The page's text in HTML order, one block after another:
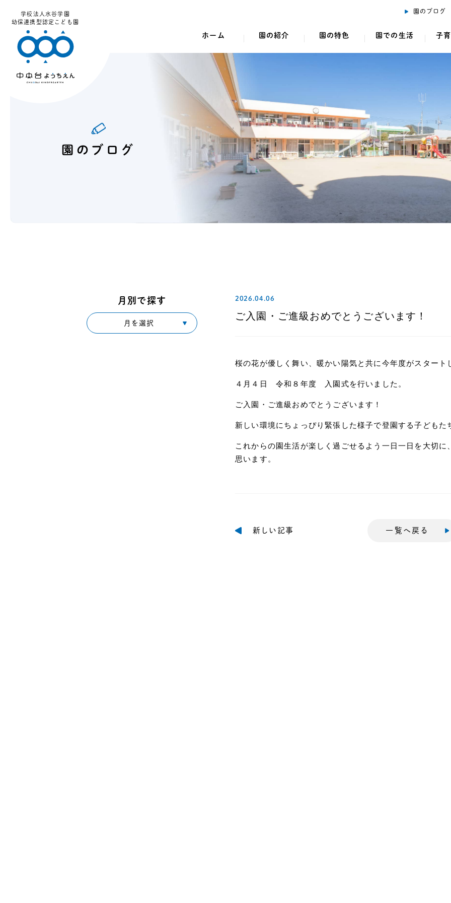
学校法人水谷学園
幼保連携型認定こども園
園のブログ
ホーム 園の紹介 園の特色 園での生活 子
園のブログ
月別で探す
月を選択
2026.04.06
ご入園・ご進級おめでとうございます！
桜の花が優しく舞い、暖かい陽気と共に今年度がスタート
４月４日 令和８年度 入園式を行いました。
ご入園・ご進級おめでとうございます！
新しい環境にちょっぴり緊張した様子で登園する子どもた
これからの園生活が楽しく過ごせるよう一日一日を大切
思います。
新しい記事 一覧へ戻る